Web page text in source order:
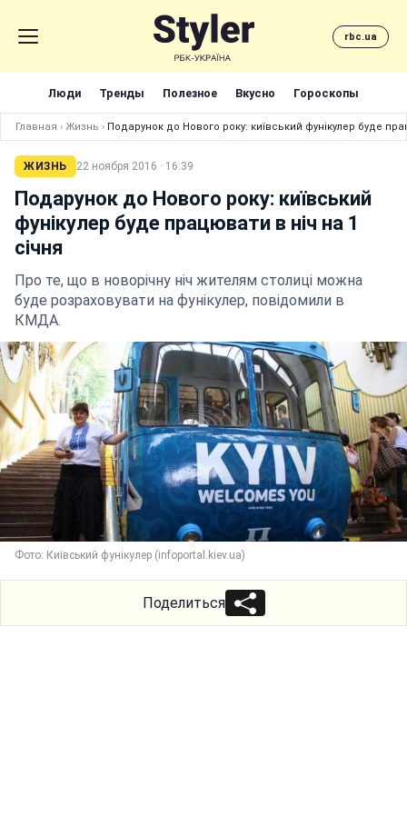
rbc.ua
Люди Тренды Полезное Вкусно Гороскопы
Главная › Жизнь › Подарунок до Нового року: київський фунікулер буде
ЖИЗНЬ 22 ноября 2016 · 16:39
Подарунок до Нового року: київський
фунікулер буде працювати в ніч на 1
січня
Про те, що в новорічну ніч жителям столиці можна
буде розраховувати на фунікулер, повідомили в
КМДА.
Фото: Київський фунікулер (infoportal.kiev.ua)
Поделиться